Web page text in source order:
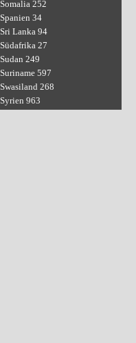
Somalia 252
Spanien 34
Sri Lanka 94
Südafrika 27
Sudan 249
Suriname 597
Swasiland 268
Syrien 963